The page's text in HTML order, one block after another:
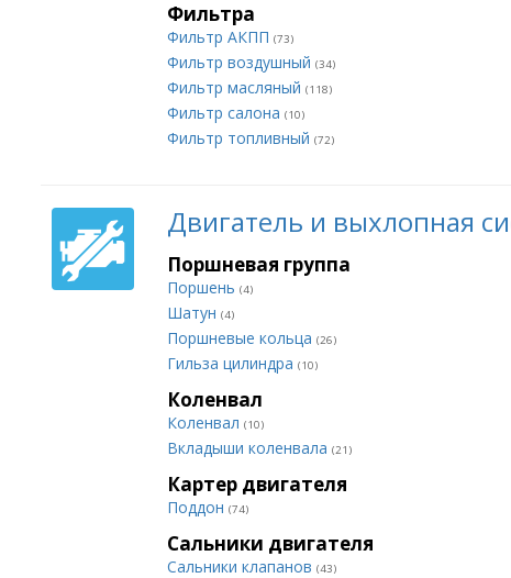
Фильтра
Фильтр АКПП (73)
Фильтр воздушный (34)
Фильтр масляный (118)
Фильтр салона (10)
Фильтр топливный (72)
Двигатель и выхлопная
Поршневая группа
Поршень (4)
Шатун (4)
Поршневые кольца (26)
Гильза цилиндра (10)
Коленвал
Коленвал (10)
Вкладыши коленвала (21)
Картер двигателя
Поддон (74)
Сальники двигателя
Сальники клапанов (43)